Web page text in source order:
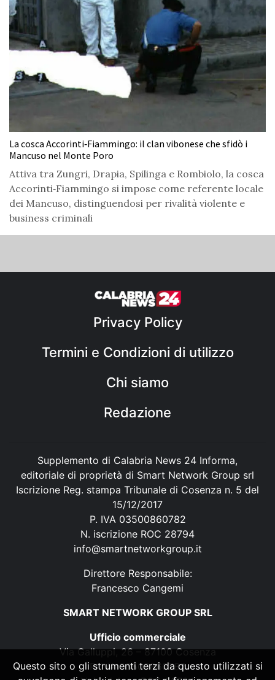
La cosca Accorinti‑Fiammingo: il clan vibonese che sfidò i
Mancuso nel Monte Poro
Attiva tra Zungri, Drapia, Spilinga e Rombiolo, la cosca
Accorinti‑Fiammingo si impose come referente locale
dei Mancuso, distinguendosi per rivalità violente e
business criminali
Privacy Policy
Termini e Condizioni di utilizzo
Chi siamo
Redazione
Supplemento di Calabria News 24 Informa,
editoriale di proprietà di Smart Network Group srl
Iscrizione Reg. stampa Tribunale di Cosenza n. 5 del
15/12/2017
P. IVA 03500860782
N. iscrizione ROC 28794
info@smartnetworkgroup.it
Direttore Responsabile:
Francesco Cangemi
SMART NETWORK GROUP SRL
Ufficio commerciale
Via Galluppi, 26 – 87100 Cosenza
P. IVA 03500860782
Questo sito o gli strumenti terzi da questo utilizzati si